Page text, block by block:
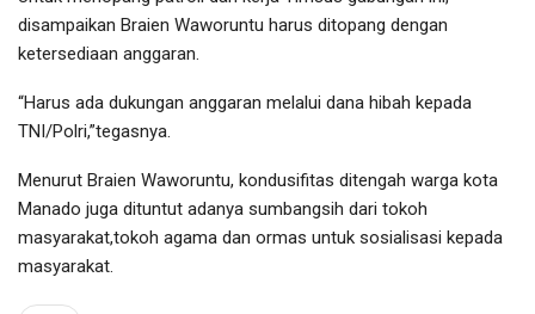
disampaikan Braien Waworuntu harus ditopang dengan
ketersediaan anggaran.
“Harus ada dukungan anggaran melalui dana hibah kepada
TNI/Polri,”tegasnya.
Menurut Braien Waworuntu, kondusifitas ditengah warga kota
Manado juga dituntut adanya sumbangsih dari tokoh
masyarakat,tokoh agama dan ormas untuk sosialisasi kepada
masyarakat.